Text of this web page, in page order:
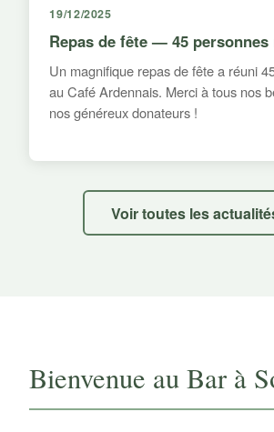
19/12/2025
Repas de fête — 45 personnes
Un magnifique repas de fête a réuni
au Café Ardennais. Merci à tous nos
nos généreux donateurs !
Voir toutes les
Bienvenue au Bar à